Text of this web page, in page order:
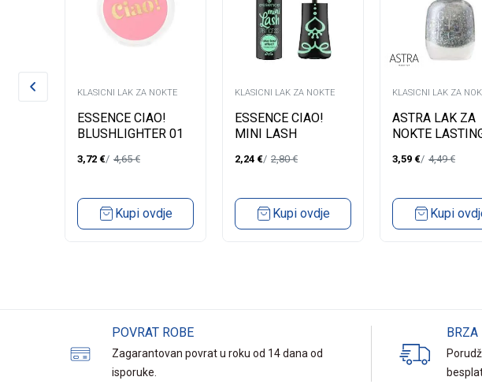
KLASICNI LAK ZA NOKTE
ESSENCE CIAO!
BLUSHLIGHTER 01
3,72 € 4,65€
Kupi ovdje
KLASICNI LAK ZA NOKTE
ESSENCE CIAO!
MINI LASH
LASH EFFECT
2,24 € 2,80€
Kupi ovdje
KLASICNI LAK ZA
ASTRA LAK ZA
NOKTE
55
3,59 € 4,49€
Kupi
POVRAT ROBE
Zagarantovan povrat u roku od 14 dana od
isporuke.
BRZA